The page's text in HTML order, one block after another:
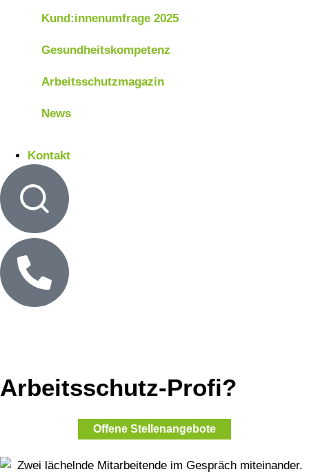
Kund:innenumfrage 2025
Gesundheitskompetenz
Arbeitsschutzmagazin
News
Kontakt
Arbeitsschutz-Profi?
Offene Stellenangebote